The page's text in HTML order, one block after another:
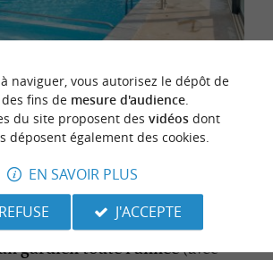
les jours où l'on ne va pas à la
plage
Nature & Résidence
de tout ! Le domaine est
gardientoute l’année(avec
naviguer, vous autorisez le dépôt de
fins de mesure d'audience.
du site proposent des vidéosdont
déposent également des cookies.
EN SAVOIR PLUS
J'ACCEPTE